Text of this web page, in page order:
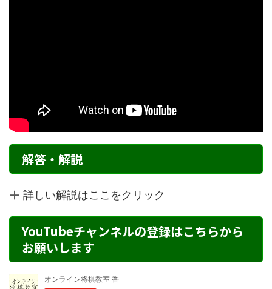
解答・解説
詳しい解説はここをクリック
YouTubeチャンネルの登録はこちらから
お願いします